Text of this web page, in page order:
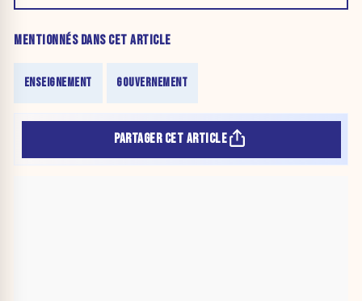
MENTIONNÉS DANS CET ARTICLE
ENSEIGNEMENT GOUVERNEMENT
PARTAGER CET ARTICLE